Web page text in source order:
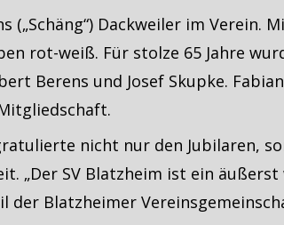
(„Schäng“) Dackweiler im Verein.
rot-weiß. Für stolze 65 Jahre
Berens und Josef Skupke.
nicht nur den Jubilaren,
„Der SV Blatzheim ist ein
der Blatzheimer